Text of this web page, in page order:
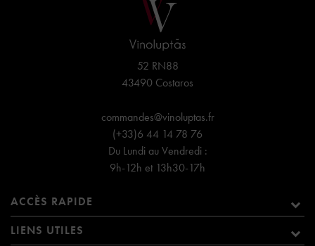
52 RN88
43490 Costaros
commandes@vinoluptas.fr
(+33)6 44 14 78 76
Du Lundi au Vendredi :
9h-12h et 13h30-17h
ACCÈS RAPIDE
LIENS UTILES